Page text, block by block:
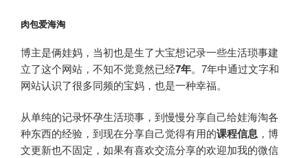
肉包爱海淘
博主是俩娃妈，当初也是生了大宝想记录一些生活琐事建
立了这个网站，不知不觉竟然已经7年。7年中通过文字和
网站认识了很多同频的宝妈，也是一种幸福。
从单纯的记录怀孕生活琐事，到慢慢分享自己给娃海淘各
种东西的经验，到现在分享自己觉得有用的课程信息 ，博
文更新也不固定，如果有喜欢交流分享的欢迎加我的微信